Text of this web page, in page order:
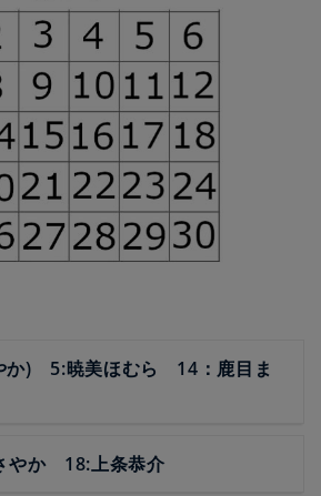
か) 5:暁美ほむら 14：鹿目ま
やか 18:上条恭介